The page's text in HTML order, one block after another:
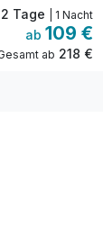
2 Tage | 1 Nacht
ab 109 €
ab 218 €